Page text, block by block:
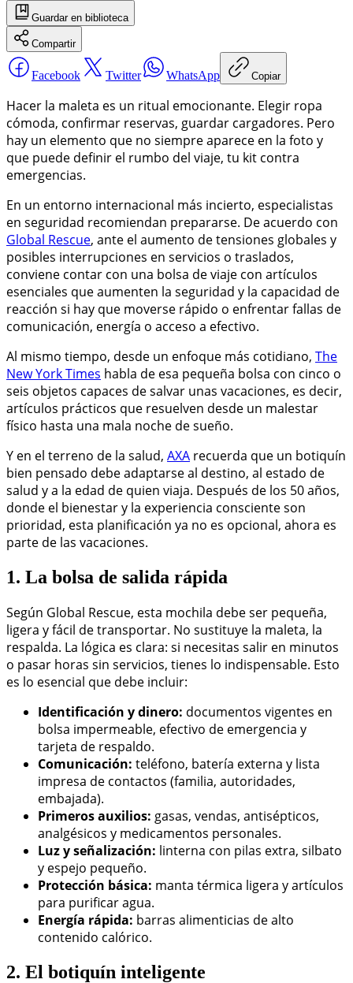
Guardar en biblioteca
Compartir
Facebook Twitter WhatsApp Copiar
Hacer la maleta es un ritual emocionante. Elegir ropa
cómoda, confirmar reservas, guardar cargadores. Pero
hay un elemento que no siempre aparece en la foto y
que puede definir el rumbo del viaje, tu kit contra
emergencias.
En un entorno internacional más incierto, especialistas
en seguridad recomiendan prepararse. De acuerdo con
Global Rescue, ante el aumento de tensiones globales y
posibles interrupciones en servicios o traslados,
conviene contar con una bolsa de viaje con artículos
esenciales que aumenten la seguridad y la capacidad de
reacción si hay que moverse rápido o enfrentar fallas de
comunicación, energía o acceso a efectivo.
Al mismo tiempo, desde un enfoque más cotidiano, The
New York Times habla de esa pequeña bolsa con cinco o
seis objetos capaces de salvar unas vacaciones, es decir,
artículos prácticos que resuelven desde un malestar
físico hasta una mala noche de sueño.
Y en el terreno de la salud, AXA recuerda que un botiquín
bien pensado debe adaptarse al destino, al estado de
salud y a la edad de quien viaja. Después de los 50 años,
donde el bienestar y la experiencia consciente son
prioridad, esta planificación ya no es opcional, ahora es
parte de las vacaciones.
1. La bolsa de salida rápida
Según Global Rescue, esta mochila debe ser pequeña,
ligera y fácil de transportar. No sustituye la maleta, la
respalda. La lógica es clara: si necesitas salir en minutos
o pasar horas sin servicios, tienes lo indispensable. Esto
es lo esencial que debe incluir:
Identificación y dinero: documentos vigentes en
bolsa impermeable, efectivo de emergencia y
tarjeta de respaldo.
Comunicación: teléfono, batería externa y lista
impresa de contactos (familia, autoridades,
embajada).
Primeros auxilios: gasas, vendas, antisépticos,
analgésicos y medicamentos personales.
Luz y señalización: linterna con pilas extra, silbato
y espejo pequeño.
Protección básica: manta térmica ligera y artículos
para purificar agua.
Energía rápida: barras alimenticias de alto
contenido calórico.
2. El botiquín inteligente